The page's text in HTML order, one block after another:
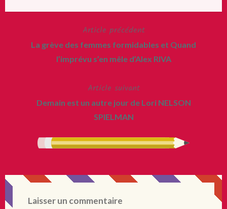
Article précédent
La grève des femmes formidables et Quand
l’imprévu s’en mêle d’Alex RIVA
Article suivant
Demain est un autre jour de Lori NELSON
SPIELMAN
Laisser un commentaire